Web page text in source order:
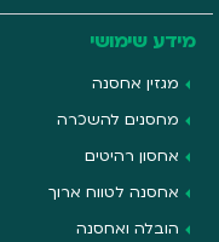
מידע שימושי
מגזין אחסנה
מחסנים להשכרה
אחסון רהיטים
אחסנה לטווח ארוך
הובלה ואחסנה